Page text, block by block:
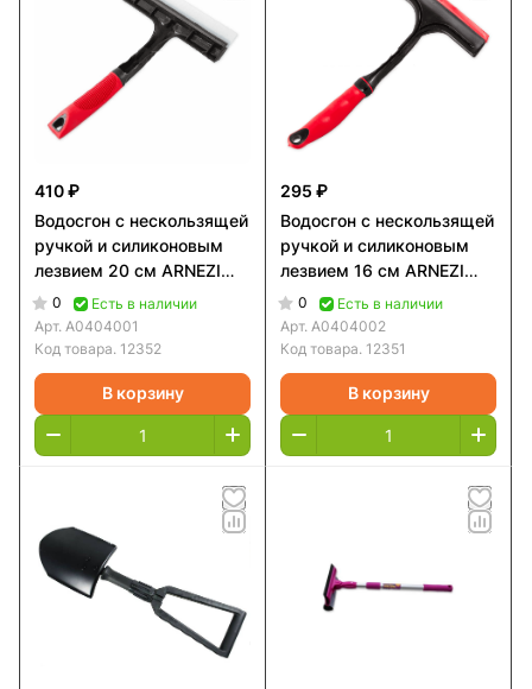
410 ₽
Водосгон с нескользящей
ручкой и силиконовым
лезвием 20 см ARNEZI
A0404001
0
Есть в наличии
Арт. A0404001
Код товара. 12352
В корзину
295 ₽
Водосгон с нескользящей
ручкой и силиконовым
лезвием 16 см ARNEZI
A0404002
0
Есть в наличии
Арт. A0404002
Код товара. 12351
В корзину